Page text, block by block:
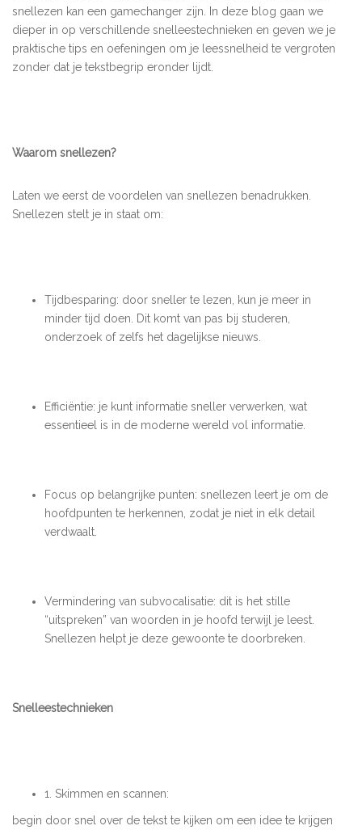
snellezen kan een gamechanger zijn. In deze blog gaan we
dieper in op verschillende snelleestechnieken en geven we je
praktische tips en oefeningen om je leessnelheid te vergroten
zonder dat je tekstbegrip eronder lijdt.
Waarom snellezen?
Laten we eerst de voordelen van snellezen benadrukken.
Snellezen stelt je in staat om:
Tijdbesparing: door sneller te lezen, kun je meer in
minder tijd doen. Dit komt van pas bij studeren,
onderzoek of zelfs het dagelijkse nieuws.
Efficiëntie: je kunt informatie sneller verwerken, wat
essentieel is in de moderne wereld vol informatie.
Focus op belangrijke punten: snellezen leert je om de
hoofdpunten te herkennen, zodat je niet in elk detail
verdwaalt.
Vermindering van subvocalisatie: dit is het stille
“uitspreken” van woorden in je hoofd terwijl je leest.
Snellezen helpt je deze gewoonte te doorbreken.
Snelleestechnieken
1. Skimmen en scannen:
begin door snel over de tekst te kijken om een idee te krijgen